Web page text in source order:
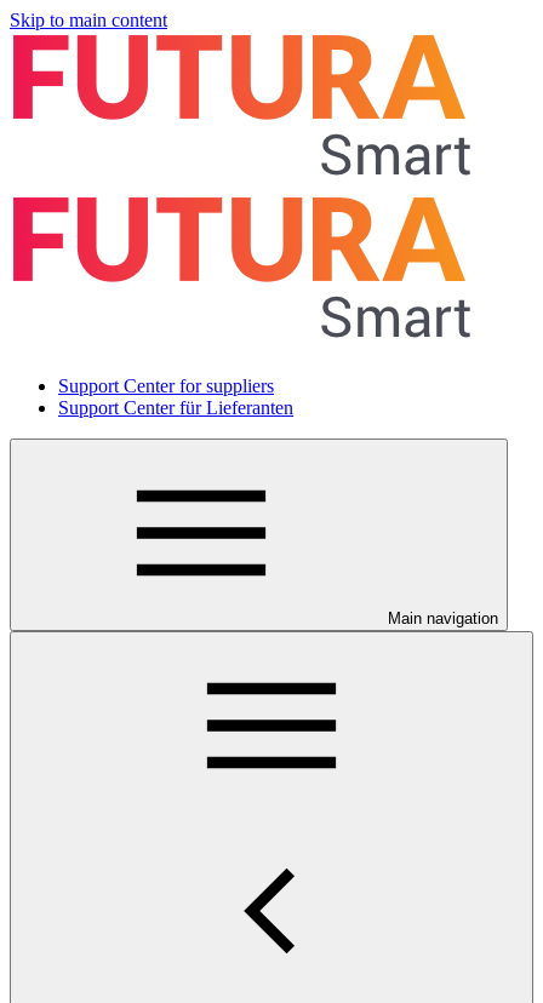
Skip to main content
Support Center for suppliers
Support Center für Lieferanten
Main navigation